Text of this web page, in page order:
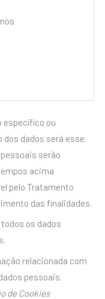
específico ou
dos dados será esse.
serão
acima
pelo Tratamento
das finalidades.
todos os dados
relacionada com
pessoais.
de Cookies